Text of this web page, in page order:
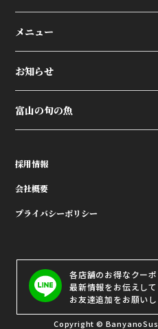
メニュー
お知らせ
富山の旬の魚
採用情報
会社概要
プライバシーポリシー
各店舗のお得なクー
最新情報をお伝えして
お友達追加をお願いし
Copyright ©